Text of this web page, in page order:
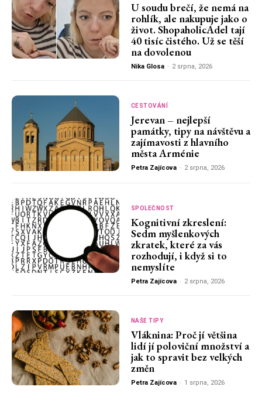
U soudu brečí, že nemá na
rohlík, ale nakupuje jako o
život. ShopaholicAdel tají
40 tisíc čistého. Už se těší
na dovolenou
Nika Glosa - 2 srpna, 2026
CESTOVÁNÍ
Jerevan – nejlepší
památky, tipy na návštěvu a
zajímavosti z hlavního
města Arménie
Petra Zajícova - 2 srpna, 2026
SPOLEČNOST
Kognitivní zkreslení:
Sedm myšlenkových
zkratek, které za vás
rozhodují, i když si to
nemyslíte
Petra Zajícova - 2 srpna, 2026
NAŠE TIPY
Vláknina: Proč jí většina
lidí jí poloviční množství a
jak to spravit bez velkých
změn
Petra Zajícova - 1 srpna, 2026